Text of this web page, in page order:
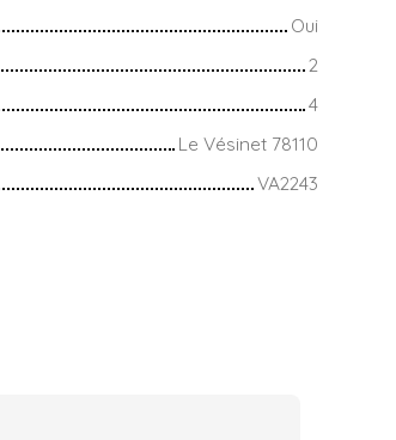
Oui
2
4
Le Vésinet 78110
VA2243